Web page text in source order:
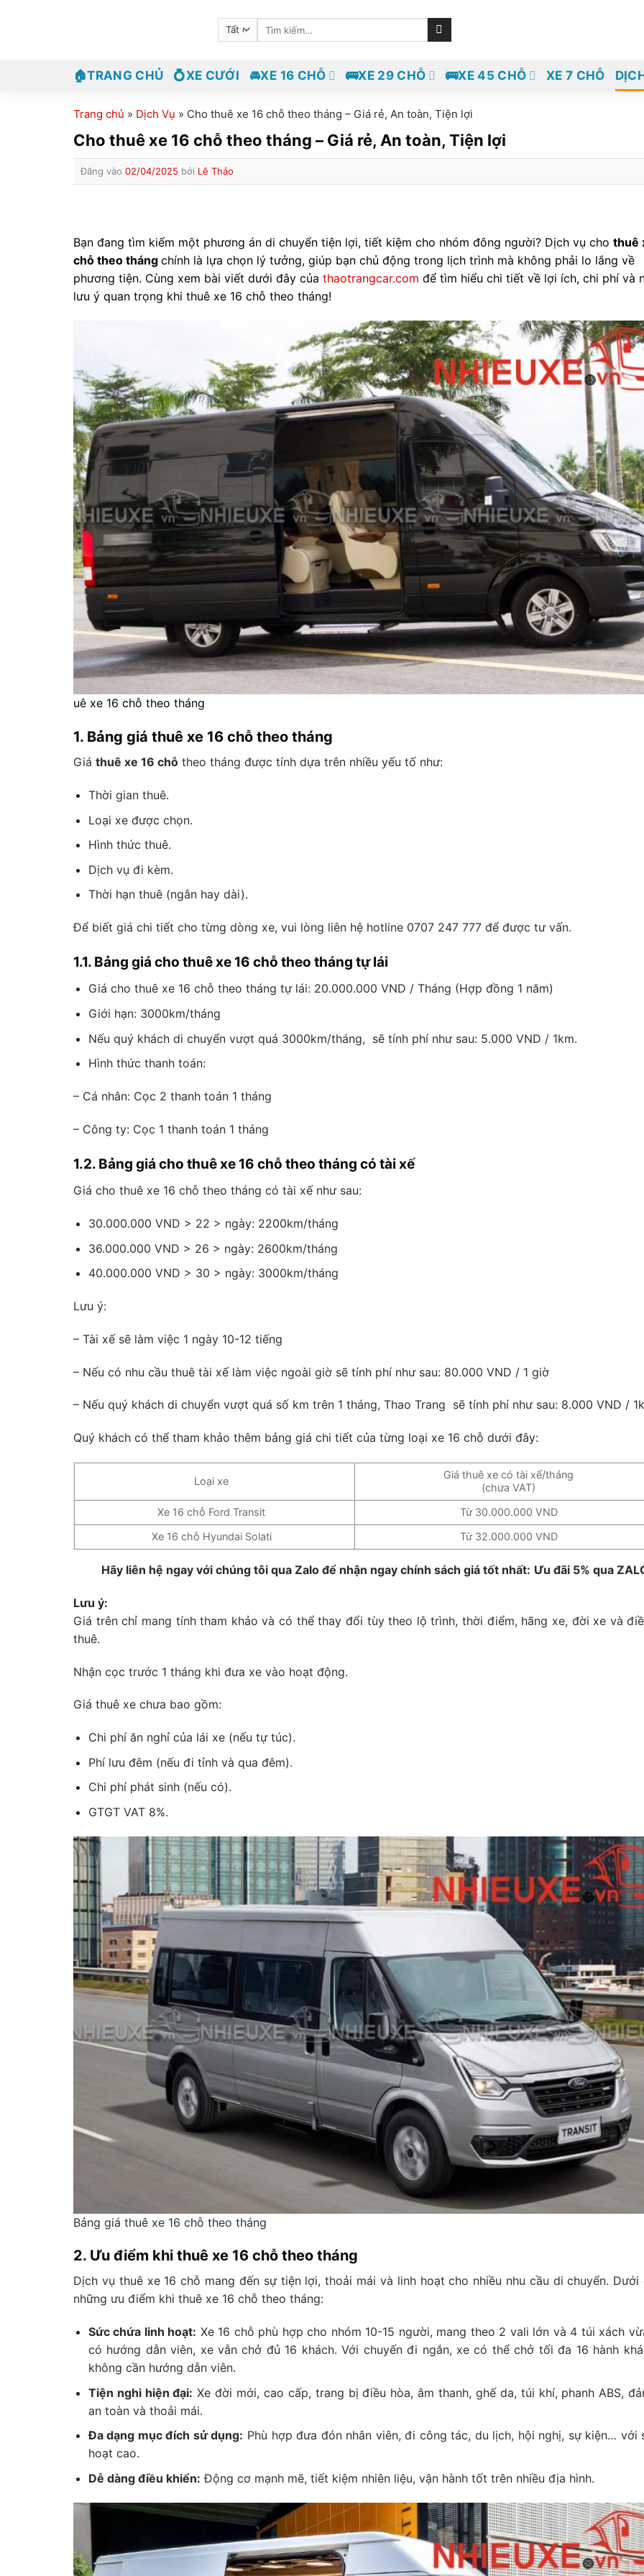
Tìm
🏠TRANG CHỦ 💍XE CƯỚI 🚘XE 16 CHỖ 🚌XE 29 CHỖ 🚌XE 45 CHỖ XE 7 CHỖ
Trang chủ » Dịch Vụ » Cho thuê xe 16 chỗ theo tháng – Giá rẻ, An toàn, Tiện lợi
Cho thuê xe 16 chỗ theo tháng – Giá rẻ, An toàn, Tiện lợi
Đăng vào 02/04/2025 bởi Lê Thảo
Bạn đang tìm kiếm một phương án di chuyển tiện lợi, tiết kiệm cho nhóm đông người? Dịch vụ cho thuê
chỗ theo tháng chính là lựa chọn lý tưởng, giúp bạn chủ động trong lịch trình mà không phải lo lắng về
phương tiện. Cùng xem bài viết dưới đây của thaotrangcar.com để tìm hiểu chi tiết về lợi ích, chi phí và
lưu ý quan trọng khi thuê xe 16 chỗ theo tháng!
uê xe 16 chỗ theo tháng
1. Bảng giá thuê xe 16 chỗ theo tháng
Giá thuê xe 16 chỗ theo tháng được tính dựa trên nhiều yếu tố như:
Thời gian thuê.
Loại xe được chọn.
Hình thức thuê.
Dịch vụ đi kèm.
Thời hạn thuê (ngắn hay dài).
Để biết giá chi tiết cho từng dòng xe, vui lòng liên hệ hotline 0707 247 777 để được tư vấn.
1.1. Bảng giá cho thuê xe 16 chỗ theo tháng tự lái
Giá cho thuê xe 16 chỗ theo tháng tự lái: 20.000.000 VND / Tháng (Hợp đồng 1 năm)
Giới hạn: 3000km/tháng
Nếu quý khách di chuyển vượt quá 3000km/tháng, sẽ tính phí như sau: 5.000 VND / 1km.
Hình thức thanh toán:
– Cá nhân: Cọc 2 thanh toán 1 tháng
– Công ty: Cọc 1 thanh toán 1 tháng
1.2. Bảng giá cho thuê xe 16 chỗ theo tháng có tài xế
Giá cho thuê xe 16 chỗ theo tháng có tài xế như sau:
30.000.000 VND > 22 > ngày: 2200km/tháng
36.000.000 VND > 26 > ngày: 2600km/tháng
40.000.000 VND > 30 > ngày: 3000km/tháng
Lưu ý:
– Tài xế sẽ làm việc 1 ngày 10-12 tiếng
– Nếu có nhu cầu thuê tài xế làm việc ngoài giờ sẽ tính phí như sau: 80.000 VND / 1 giờ
– Nếu quý khách di chuyển vượt quá số km trên 1 tháng, Thao Trang sẽ tính phí như sau: 8.000 VND /
Quý khách có thể tham khảo thêm bảng giá chi tiết của từng loại xe 16 chỗ dưới đây:
Loại xe
Giá thuê xe có tài xế/tháng
(chưa VAT)
Xe 16 chỗ Ford Transit
Từ 30.000.000 VND
Xe 16 chỗ Hyundai Solati
Từ 32.000.000 VND
Hãy liên hệ ngay với chúng tôi qua Zalo để nhận ngay chính sách giá tốt nhất: Ưu đãi 5% qua
Lưu ý:
Giá trên chỉ mang tính tham khảo và có thể thay đổi tùy theo lộ trình, thời điểm, hãng xe, đời xe và
thuê.
Nhận cọc trước 1 tháng khi đưa xe vào hoạt động.
Giá thuê xe chưa bao gồm:
Chi phí ăn nghỉ của lái xe (nếu tự túc).
Phí lưu đêm (nếu đi tỉnh và qua đêm).
Chi phí phát sinh (nếu có).
GTGT VAT 8%.
Bảng giá thuê xe 16 chỗ theo tháng
2. Ưu điểm khi thuê xe 16 chỗ theo tháng
Dịch vụ thuê xe 16 chỗ mang đến sự tiện lợi, thoải mái và linh hoạt cho nhiều nhu cầu di chuyển. Dưới
những ưu điểm khi thuê xe 16 chỗ theo tháng:
Sức chứa linh hoạt: Xe 16 chỗ phù hợp cho nhóm 10-15 người, mang theo 2 vali lớn và 4 túi xách
có hướng dẫn viên, xe vẫn chở đủ 16 khách. Với chuyến đi ngắn, xe có thể chở tối đa 16 hành
không cần hướng dẫn viên.
Tiện nghi hiện đại: Xe đời mới, cao cấp, trang bị điều hòa, âm thanh, ghế da, túi khí, phanh ABS,
an toàn và thoải mái.
Đa dạng mục đích sử dụng: Phù hợp đưa đón nhân viên, đi công tác, du lịch, hội nghị, sự kiện… với
hoạt cao.
Dễ dàng điều khiển: Động cơ mạnh mẽ, tiết kiệm nhiên liệu, vận hành tốt trên nhiều địa hình.